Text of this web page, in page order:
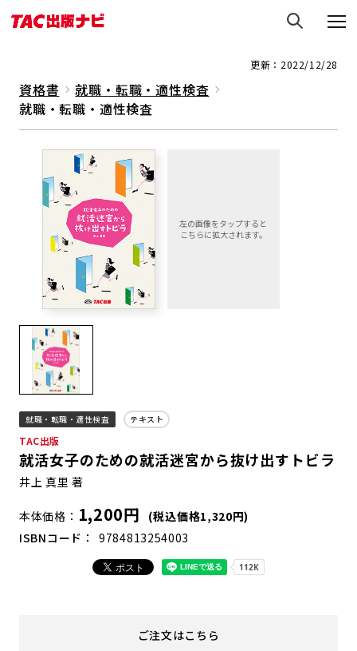
更新：2022/12/28
資格書
就職・転職・適性検査
就職・転職・適性検査
就職・転職・適性検査 テキスト
TAC出版
就活女子のための就活迷宮から抜け出すトビラ
井上 真里 著
本体価格 1,200円
(税込価格1,320円)
ISBNコード
9784813254003
ご注文はこちら